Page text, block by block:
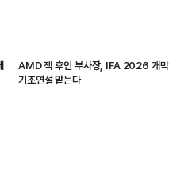
AMD 잭 후인 부사장, IFA 2026 개막
기조연설 맡는다